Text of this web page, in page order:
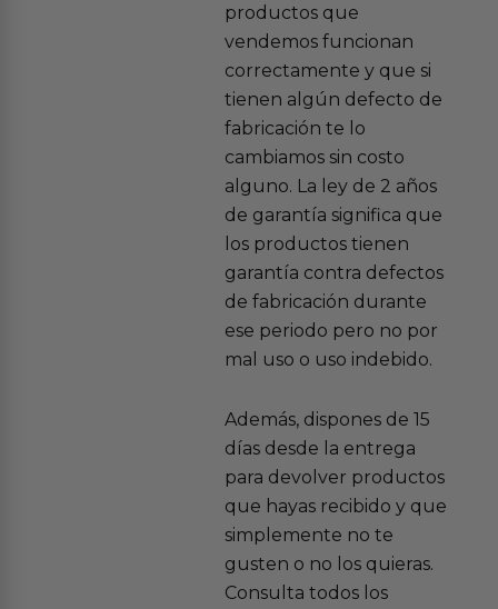
productos que
vendemos funcionan
correctamente y que si
tienen algún defecto de
fabricación te lo
cambiamos sin costo
alguno. La ley de 2 años
de garantía significa que
los productos tienen
garantía contra defectos
de fabricación durante
ese periodo pero no por
mal uso o uso indebido.
Además, dispones de 15
días desde la entrega
para devolver productos
que hayas recibido y que
simplemente no te
gusten o no los quieras.
Consulta todos los